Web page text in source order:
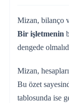
Mizan, bilanço
Bir işletmenin
dengede
Mizan,
Bu özet
tablosunda ise